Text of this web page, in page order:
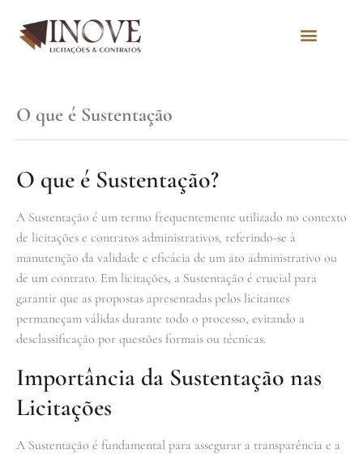
O que é Sustentação
O que é Sustentação?
A Sustentação é um termo frequentemente utilizado no contexto
de licitações e contratos administrativos, referindo-se à
manutenção da validade e eficácia de um ato administrativo ou
de um contrato. Em licitações, a Sustentação é crucial para
garantir que as propostas apresentadas pelos licitantes
permaneçam válidas durante todo o processo, evitando a
desclassificação por questões formais ou técnicas.
Importância da Sustentação nas
Licitações
A Sustentação é fundamental para assegurar a transparência e a